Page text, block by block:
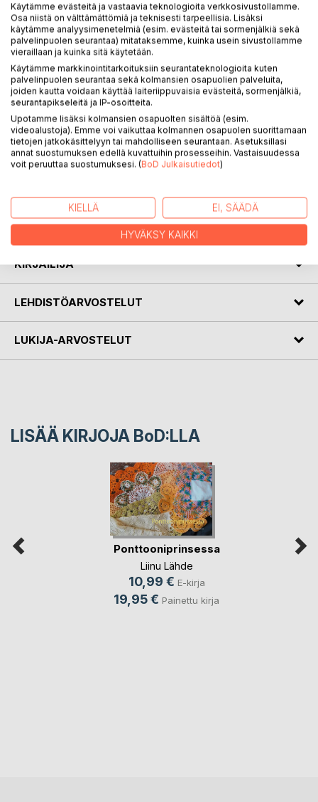
Lisää muistilistalle
Arvostele tuote
KUVAUS
Kirja sisältää kaksi runoteosta, Sami Antero Nygrénin
Luovuuttaja- Toiseksi muuttaja sekä Liinu Lähteen
Syvyyteen naulattu elämä.
KIRJAILIJA
LEHDISTÖARVOSTELUT
LUKIJA-ARVOSTELUT
LISÄÄ KIRJOJA BoD:LLA
Ponttooniprinsessa
Liinu Lähde
10,99 € E-kirja
19,95 € Painettu kirja
Käytämme evästeitä ja vastaavia teknologioita verkkosivustollamme.
Osa niistä on välttämättömiä ja teknisesti tarpeellisia. Lisäksi
käytämme analyysimenetelmiä (esim. evästeitä tai sormenjälkiä sekä
palvelinpuolen seurantaa) mitataksemme, kuinka usein sivustollamme
vieraillaan ja kuinka sitä käytetään.
Käytämme markkinointitarkoituksiin seurantateknologioita kuten
palvelinpuolen seurantaa sekä kolmansien osapuolien palveluita,
joiden kautta voidaan käyttää laiteriippuvaisia evästeitä, sormenjälkiä,
seurantapikseleitä ja IP-osoitteita.
Upotamme lisäksi kolmansien osapuolten sisältöä (esim.
videoalustoja). Emme voi vaikuttaa kolmannen osapuolen suorittamaan
tietojen jatkokäsittelyyn tai mahdolliseen seurantaan. Asetuksillasi
annat suostumuksen edellä kuvattuihin prosesseihin. Vastaisuudessa
voit peruuttaa suostumuksesi. (BoD Julkaisutiedot)
KIELLÄ EI, SÄÄDÄ
HYVÄKSY KAIKKI